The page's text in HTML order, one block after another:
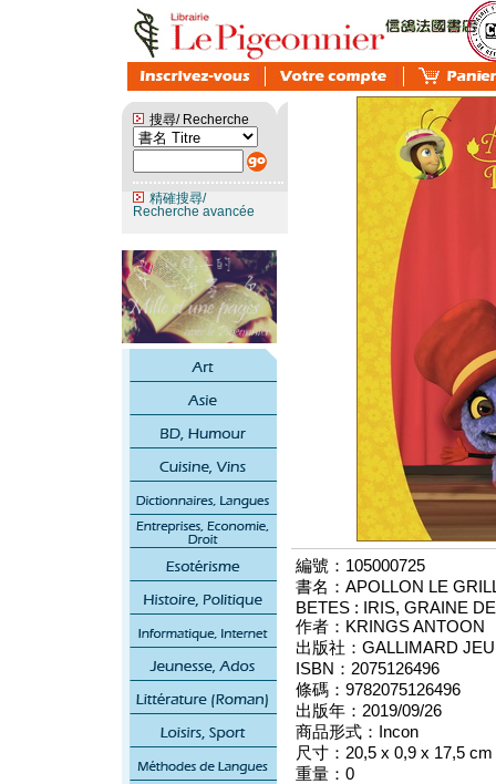
搜尋/ Recherche
精確搜尋/
Recherche avancée
編號：105000725
書名：APOLLON LE
BETES : IRIS, GRAINE
作者：KRINGS ANTOON
出版社：GALLIMARD
ISBN：2075126496
條碼：9782075126496
出版年：2019/09/26
商品形式：Incon
尺寸：20,5 x 0,9 x 17,5 cm
重量：0